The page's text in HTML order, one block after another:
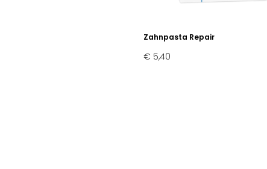
Zahnpasta Repair
€ 5,40